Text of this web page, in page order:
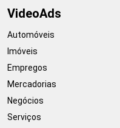
VideoAds
Automóveis
Imóveis
Empregos
Mercadorias
Negócios
Serviços